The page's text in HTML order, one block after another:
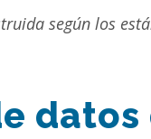
según los
datos